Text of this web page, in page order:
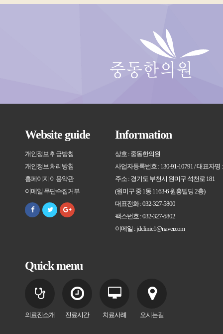
Website guide
개인정보 취급방침
개인정보 처리방침
홈페이지 이용약관
이메일 무단수집거부
Information
상호 : 중동한의원
사업자등록번호 : 130-91-10791 / 대표자명
주소 : 경기도 부천시 원미구 석천로 181
(원미구 중 1동 1163-6 원흥빌딩 2층)
대표전화 : 032-327-5800
팩스번호 : 032-327-5802
이메일 : jdclinic1@naver.com
Quick menu
의료진소개 진료시간 치료사례 오시는길